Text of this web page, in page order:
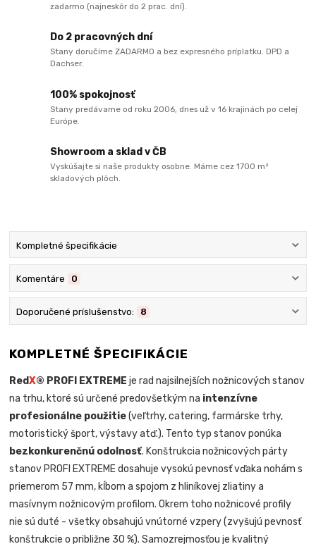
zadarmo (najneskôr do 2 prac. dní).
Do 2 pracovných dní
Stany doručíme ZADARMO a bez expresného príplatku. DPD a
Dachser.
100% spokojnosť
Stany predávame od roku 2006, dnes už v 16 krajinách po celej
Európe.
Showroom a sklad v ČB
Vyskúšajte si naše produkty osobne. Máme cez 1700 m²
skladových plôch.
Kompletné špecifikácie
Komentáre 0
Doporučené príslušenstvo: 8
KOMPLETNÉ ŠPECIFIKÁCIE
RedX® PROFI EXTREME je rad najsilnejších nožnicových stanov
na trhu, ktoré sú určené predovšetkým na intenzívne
profesionálne použitie(veľtrhy, catering, farmárske trhy,
motoristický šport, výstavy atď.). Tento typ stanov ponúka
bezkonkurenčnú odolnosť. Konštrukcia nožnicových párty
stanov PROFI EXTREME dosahuje vysokú pevnosť vďaka nohám s
priemerom 57 mm, kĺbom a spojom z hliníkovej zliatiny a
masívnym nožnicovým profilom. Okrem toho nožnicové profily
nie sú duté - všetky obsahujú vnútorné vzpery (zvyšujú pevnosť
konštrukcie o približne 30 %). Samozrejmosťou je kvalitný